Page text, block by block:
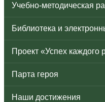
Учебно-методическая
Библиотека и
Проект «Успех каждого
Парта героя
Наши достижения